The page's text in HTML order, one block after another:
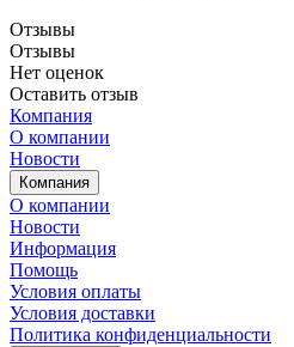
Отзывы
Отзывы
Нет оценок
Оставить отзыв
Компания
О компании
Новости
Компания
О компании
Новости
Информация
Помощь
Условия оплаты
Условия доставки
Политика конфиденциальности